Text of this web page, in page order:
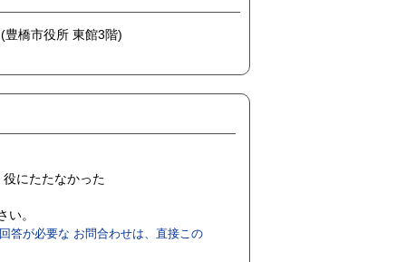
橋市役所 東館3階)
役にたたなかった
い。
答が必要な お問合わせは、直接この